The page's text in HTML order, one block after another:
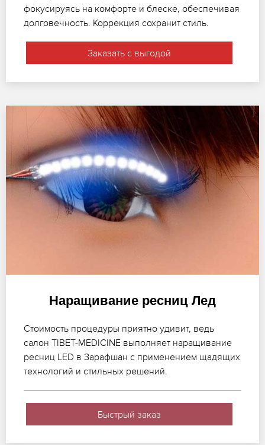
фокусируясь на комфорте и блеске, обеспечивая
долговечность. Коррекция сохранит стиль.
Заказать с выгодой
Наращивание ресниц Лед
Стоимость процедуры приятно удивит, ведь
салон TIBET-MEDICINE выполняет наращивание
ресниц LED в Зарафшан с применением щадящих
технологий и стильных решений.
Быстрый заказ